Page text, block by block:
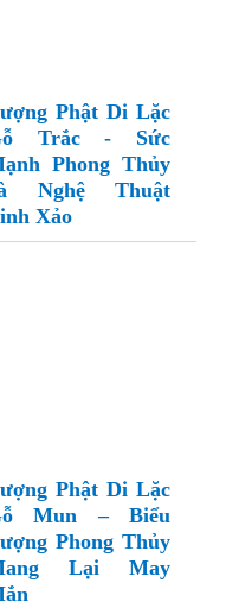
Phật Di Lặc
Trắc - Sức
Phong Thủy
Nghệ Thuật
Xảo
Phật Di Lặc
Mun – Biểu
Phong Thủy
Lại May